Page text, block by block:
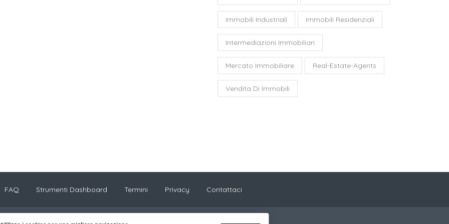
Immobili Industriali Immobili Residenziali
Intermediazioni Immobiliari
Mercato Immobiliare Real-Estate-Agents
Vendita Di Immobili
FAQ Strumenti Dashboard Termini Privacy Contattaci